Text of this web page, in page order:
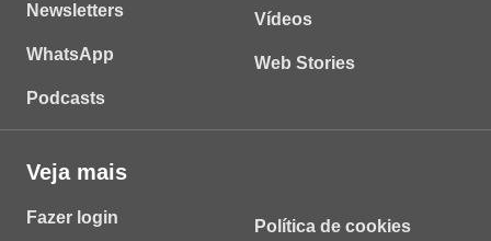
Newsletters
WhatsApp
Podcasts
Vídeos
Web Stories
Veja mais
Fazer login Política de cookies